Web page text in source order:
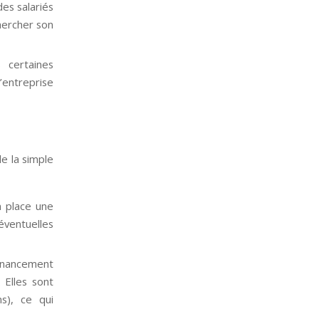
salariés
son
la simple
une
Elles sont
ce qui